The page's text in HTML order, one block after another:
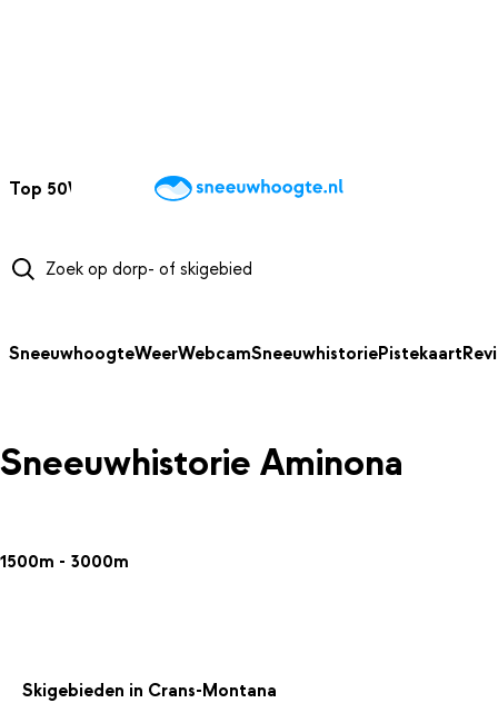
Top 50Webcams WintersportweerKaarten
SneeuwhoogteWeerWebcamSneeuwhistoriePistekaart
Sneeuwhistorie Aminona
1500m - 3000m
Skigebieden in Crans-Montana